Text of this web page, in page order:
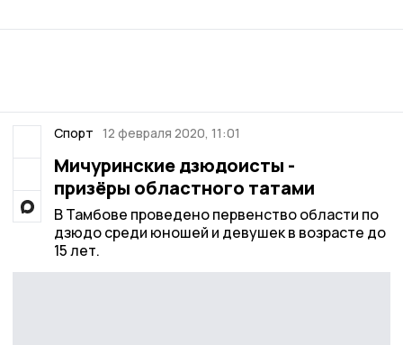
Спорт 12 февраля 2020, 11:01
Мичуринские дзюдоисты -
призёры областного татами
В Тамбове проведено первенство области по
дзюдо среди юношей и девушек в возрасте до
15 лет.